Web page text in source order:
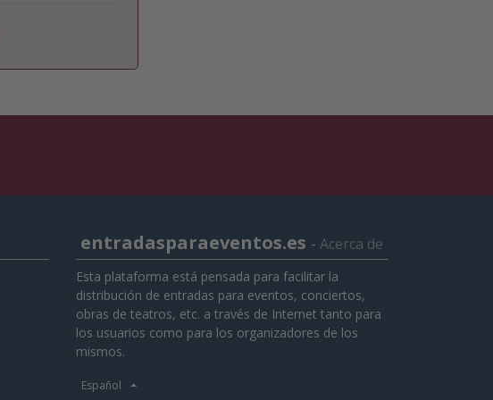
entradasparaeventos.es - Acerca de
Esta plataforma está pensada para facilitar la
distribución de entradas para eventos, conciertos,
obras de teatros, etc. a través de Internet tanto para
los usuarios como para los organizadores de los
mismos.
Español